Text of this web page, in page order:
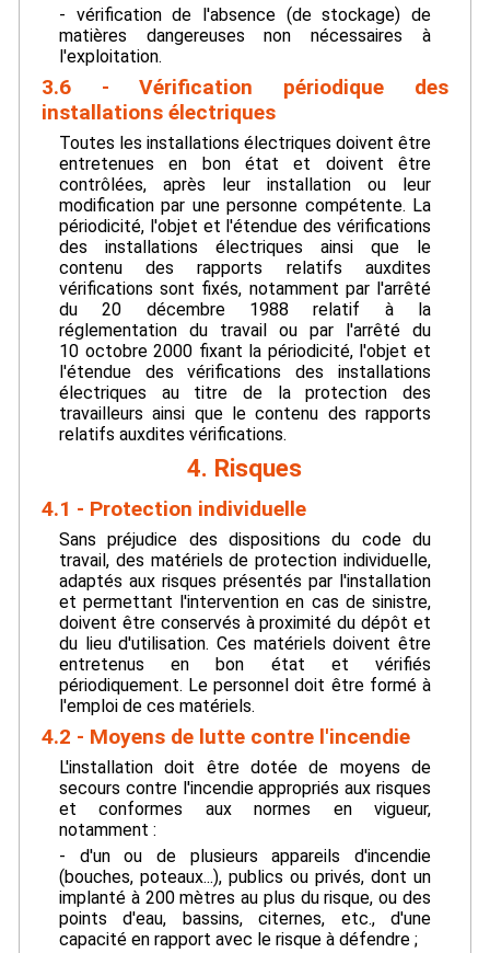
- vérification de l'absence (de stockage) de
matières dangereuses non nécessaires à
l'exploitation.
3.6 - Vérification périodique des
installations électriques
Toutes les installations électriques doivent être
entretenues en bon état et doivent être
contrôlées, après leur installation ou leur
modification par une personne compétente. La
périodicité, l'objet et l'étendue des vérifications
des installations électriques ainsi que le
contenu des rapports relatifs auxdites
vérifications sont fixés, notamment par l'arrêté
du 20 décembre 1988 relatif à la
réglementation du travail ou par l'arrêté du
10 octobre 2000 fixant la périodicité, l'objet et
l'étendue des vérifications des installations
électriques au titre de la protection des
travailleurs ainsi que le contenu des rapports
relatifs auxdites vérifications.
4. Risques
4.1 - Protection individuelle
Sans préjudice des dispositions du code du
travail, des matériels de protection individuelle,
adaptés aux risques présentés par l'installation
et permettant l'intervention en cas de sinistre,
doivent être conservés à proximité du dépôt et
du lieu d'utilisation. Ces matériels doivent être
entretenus en bon état et vérifiés
périodiquement. Le personnel doit être formé à
l'emploi de ces matériels.
4.2 - Moyens de lutte contre l'incendie
L'installation doit être dotée de moyens de
secours contre l'incendie appropriés aux risques
et conformes aux normes en vigueur,
notamment :
- d'un ou de plusieurs appareils d'incendie
(bouches, poteaux...), publics ou privés, dont un
implanté à 200 mètres au plus du risque, ou des
points d'eau, bassins, citernes, etc., d'une
capacité en rapport avec le risque à défendre ;